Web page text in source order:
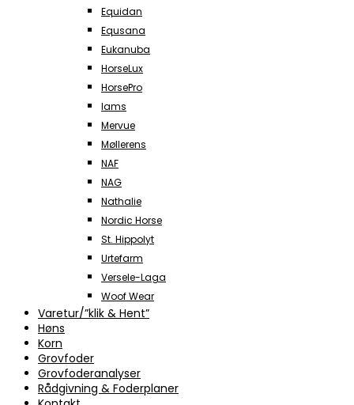
Equidan
Equsana
Eukanuba
HorseLux
HorsePro
Iams
Mervue
Møllerens
NAF
NAG
Nathalie
Nordic Horse
St. Hippolyt
Urtefarm
Versele-Laga
Woof Wear
Varetur/”klik & Hent”
Høns
Korn
Grovfoder
Grovfoderanalyser
Rådgivning & Foderplaner